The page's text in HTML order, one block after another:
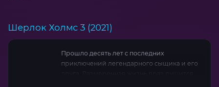
Шерлок Холмс 3 (2021)
Прошло десять лет с последних
приключений легендарного сыщика и его